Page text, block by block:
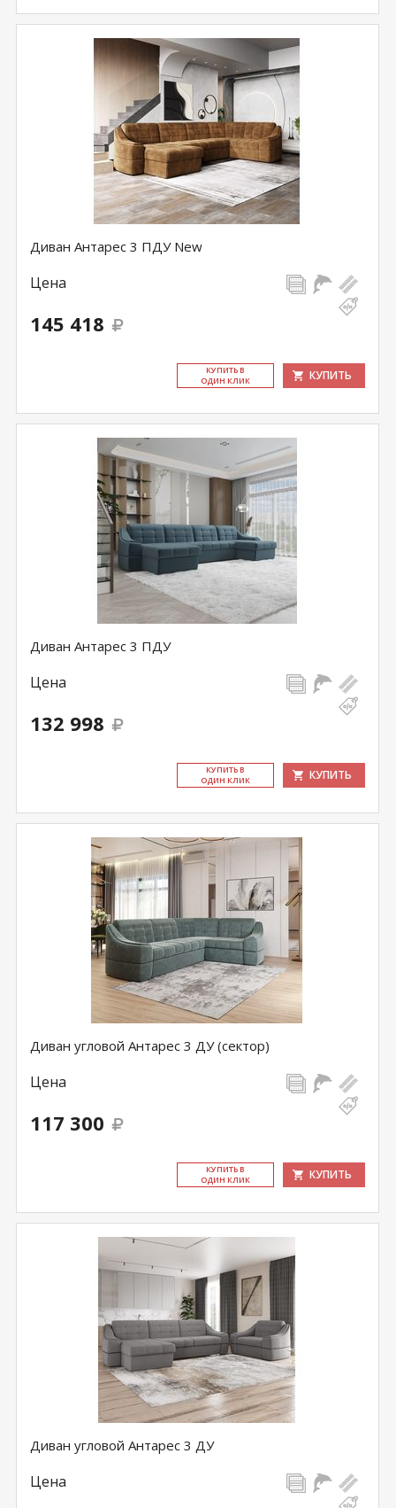
Диван Антарес 3 ПДУ New
Цена
145 418
КУ­ПИТЬ В
ОДИН КЛИК
КУПИТЬ
Диван Антарес 3 ПДУ
Цена
132 998
КУ­ПИТЬ В
ОДИН КЛИК
КУПИТЬ
Диван угловой Антарес 3 ДУ (сектор)
Цена
117 300
КУ­ПИТЬ В
ОДИН КЛИК
КУПИТЬ
Диван угловой Антарес 3 ДУ
Цена